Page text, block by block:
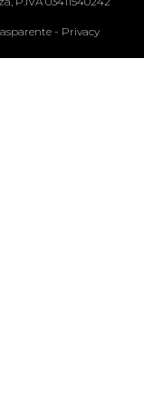
- Privacy